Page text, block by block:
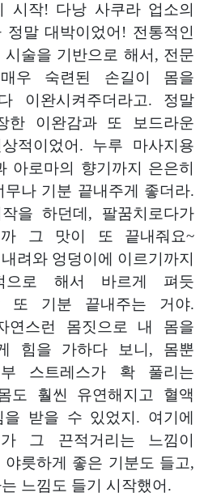
시작! 다낭 사쿠라 업소의
말 대박이었어! 전통적인
술을 기반으로 해서, 전문
우 숙련된 손길이 몸을
이완시켜주더라고. 정말
한 이완감과 또 보드라운
적이었어. 누루 마사지용
아로마의 향기까지 은은히
나 기분 끝내주게 좋더라.
을 하던데, 팔꿈치로다가
까 그 맛이 또 끝내줘요~
려와 엉덩이에 이르기까지
으로 해서 바르게 펴듯
또 기분 끝내주는 거야.
연스런 몸짓으로 내 몸을
힘을 가하다 보니, 몸뿐
스트레스가 확 풀리는
도 훨씬 유연해지고 혈액
받을 수 있었지. 여기에
그 끈적거리는 느낌이
릇하게 좋은 기분도 들고,
느낌도 들기 시작했어.